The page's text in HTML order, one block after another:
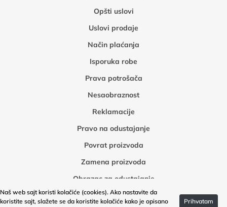
Opšti uslovi
Uslovi prodaje
Način plaćanja
Isporuka robe
Prava potrošača
Nesaobraznost
Reklamacije
Pravo na odustajanje
Povrat proizvoda
Zamena proizvoda
Obrazac za odustajanje
Obrazac za povrat robe
Naš web sajt koristi kolačiće (cookies). Ako nastavite da
koristite sajt, slažete se da koristite kolačiće kako je opisano
Prihvatam